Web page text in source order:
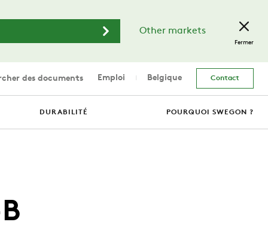
Other markets
Fermer
des documents Emploi Belgique Contact
DURABILITÉ POURQUOI SWEGON ?